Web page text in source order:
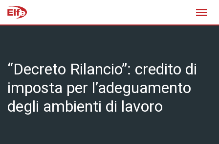
Skip
“Decreto Rilancio”: credito di
imposta per l’adeguamento
degli ambienti di lavoro